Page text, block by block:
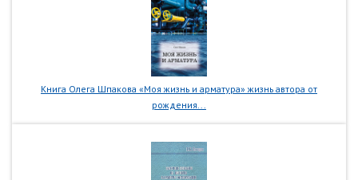
Книга Олега Шпакова «Моя жизнь и арматура» жизнь автора от
рождения...